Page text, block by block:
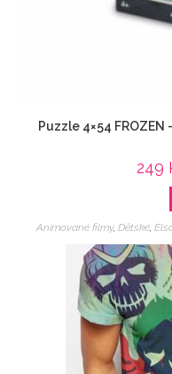
Puzzle 4×54
249
Animované filmy, Dětské,